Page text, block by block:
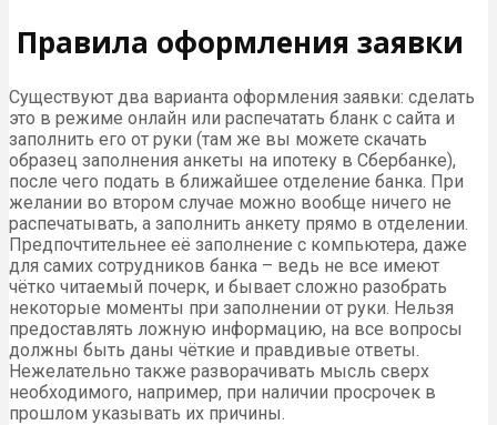
Правила оформления заявки
Существуют два варианта оформления заявки: сделать
это в режиме онлайн или распечатать бланк с сайта и
заполнить его от руки (там же вы можете скачать
образец заполнения анкеты на ипотеку в Сбербанке),
после чего подать в ближайшее отделение банка. При
желании во втором случае можно вообще ничего не
распечатывать, а заполнить анкету прямо в отделении.
Предпочтительнее её заполнение с компьютера, даже
для самих сотрудников банка – ведь не все имеют
чётко читаемый почерк, и бывает сложно разобрать
некоторые моменты при заполнении от руки. Нельзя
предоставлять ложную информацию, на все вопросы
должны быть даны чёткие и правдивые ответы.
Нежелательно также разворачивать мысль сверх
необходимого, например, при наличии просрочек в
прошлом указывать их причины.